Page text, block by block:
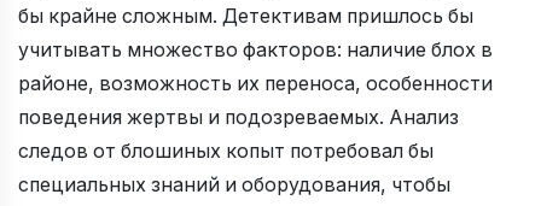
бы крайне сложным. Детективам пришлось бы
учитывать множество факторов: наличие блох в
районе, возможность их переноса, особенности
поведения жертвы и подозреваемых. Анализ
следов от блошиных копыт потребовал бы
специальных знаний и оборудования, чтобы